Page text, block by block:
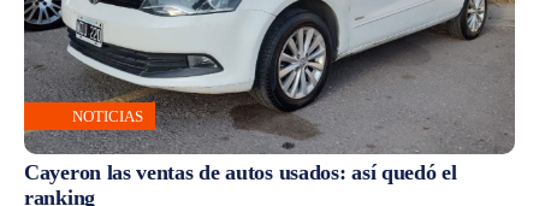
NOTICIAS
Cayeron las ventas de autos usados: así quedó el
ranking